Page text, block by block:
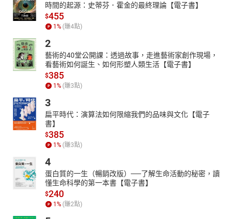
時間的起源：史蒂芬．霍金的最終理論【電子書】
$455
1% (賺4點)
2
藝術的40堂公開課：透過故事，走進藝術家創作現場，
看藝術如何誕生、如何形塑人類生活【電子書】
$385
1% (賺3點)
3
扁平時代：演算法如何限縮我們的品味與文化【電子
書】
$385
1% (賺3點)
4
蛋白質的一生（暢銷改版）──了解生命活動的秘密，讀
懂生命科學的第一本書【電子書】
$240
1% (賺2點)